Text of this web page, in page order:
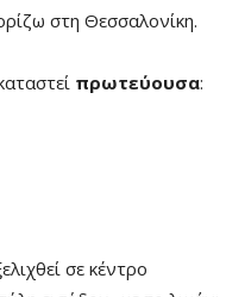
στη Θεσσαλονίκη.
πρωτεύουσα:
σε κέντρο